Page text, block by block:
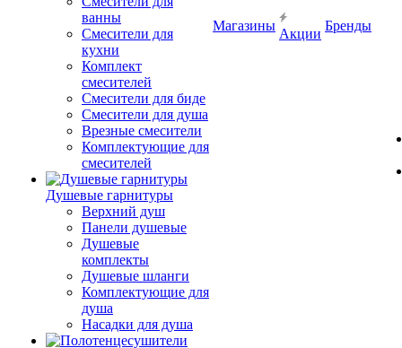
ванны
Смесители для
кухни
Комплект
смесителей
Смесители для биде
Смесители для душа
Врезные смесители
Комплектующие для
смесителей
Душевые гарнитуры
Верхний душ
Панели душевые
Душевые
комплекты
Душевые шланги
Комплектующие для
душа
Насадки для душа
Магазины
Акции
Бренды